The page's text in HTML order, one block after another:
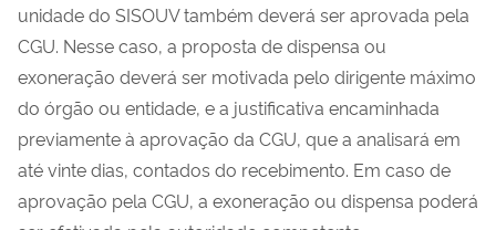
unidade do SISOUV também deverá ser aprovada pela
CGU. Nesse caso, a proposta de dispensa ou
exoneração deverá ser motivada pelo dirigente máximo
do órgão ou entidade, e a justificativa encaminhada
previamente à aprovação da CGU, que a analisará em
até vinte dias, contados do recebimento. Em caso de
aprovação pela CGU, a exoneração ou dispensa poderá